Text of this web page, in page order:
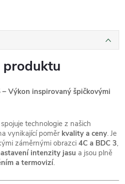
Výkon inspirovaný špičkovými
spojuje technologie z našich
vynikající poměr kvality a ceny. Je
záměrnými obrazci 4C a BDC 3,
intenzity jasu a jsou plně
a termovizí.